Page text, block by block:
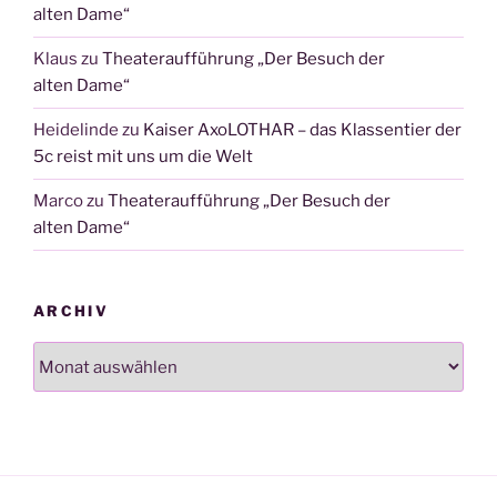
alten Dame“
Klaus zu Theateraufführung „Der Besuch der
alten Dame“
Heidelinde zu Kaiser AxoLOTHAR – das Klassentier der
5c reist mit uns um die Welt
Marcozu Theateraufführung „Der Besuch der
alten Dame“
ARCHIV